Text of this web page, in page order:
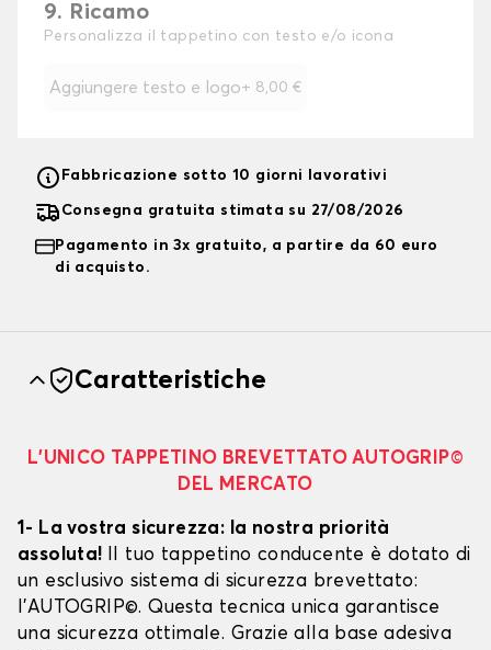
9. Ricamo
Personalizza il tappetino con testo e/o icona
Aggiungere testo e logo+ 8,00 €
Fabbricazione sotto 10 giorni lavorativi
Consegna gratuita stimata su 27/08/2026
Pagamento in 3x gratuito, a partire da 60 euro
di acquisto.
Caratteristiche
L’UNICO TAPPETINO BREVETTATO AUTOGRIP©
DEL MERCATO
1- La vostra sicurezza: la nostra priorità
assoluta! Il tuo tappetino conducente è dotato di
un esclusivo sistema di sicurezza brevettato:
l’AUTOGRIP©. Questa tecnica unica garantisce
una sicurezza ottimale. Grazie alla base adesiva